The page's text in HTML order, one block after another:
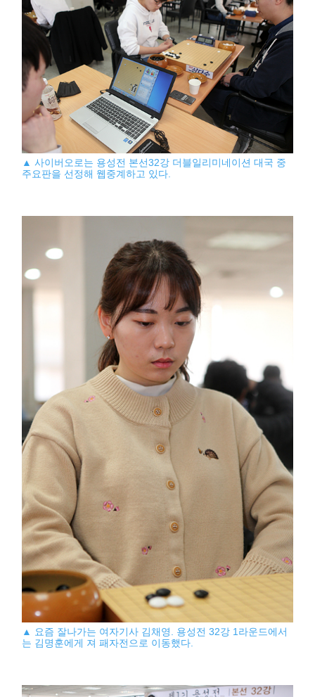
▲ 사이버오로는 용성전 본선32강 더블일리미네이션 대국 중
주요판을 선정해 웹중계하고 있다.
▲ 요즘 잘나가는 여자기사 김채영. 용성전 32강 1라운드에서
는 김명훈에게 져 패자전으로 이동했다.